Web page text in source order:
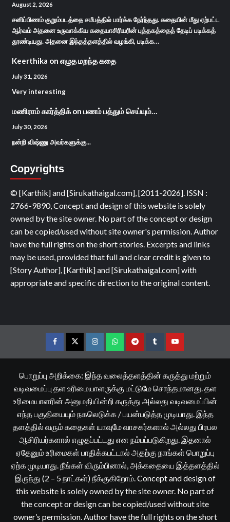
August 2, 2026
சனிப்பிணம் குறும்படத்தை சமீபத்தில் பார்க்க நேர்ந்தது. கதையின் மீது ஏற்பட்ட
ஆர்வம் அதனை உருவாக்கிய கதையாசிரியரின் புத்தகத்தைத் தேடிப் படிக்கத்
தூண்டியது. அதனை இந்தத்தளத்தில் வழங்கி, படிக்க…
Keerthika on எழுத மறந்த கதை
July 31, 2026
Very interesting
மணிராம் கார்த்திக்on பணம் பத்தும் செய்யும்…
July 30, 2026
நன்றி விஷ்ணு அவர்களுக்கு...
Copyrights
© [Karthik] and [Sirukathaigal.com], [2011-2026]. ISSN :
2766-9890, Concept and design of this website is solely
owned by the site owner. No part of the concept or design
can be copied/used without site owner's permission. Author
have the full rights on the short stories. Excerpts and links
may be used, provided that full and clear credit is given to
[Story Author], [Karthik] and [Sirukathaigal.com] with
appropriate and specific direction to the original content.
FacebookTwitterInstagramWhatsappTelegramTumblrYouTube
பொறுப்பு அறிக்கை: இந்த வலைத்தளத்தின் கருத்து மற்றும்
வடிவமைப்பு தள உரிமையாளருக்கு மட்டுமே சொந்தமானது. தள
உரிமையாளரின் அனுமதியின்றி கருத்து அல்லது வடிவமைப்பின்
எந்த பகுதியையும் நகலெடுக்க / பயன்படுத்த முடியாது. இந்த
தளத்தில் வரும் கதைகள் யாவுமே வாசகர்களால் அல்லது பிரபல
ஆசிரியர்களால் எழுதப்பட்டது என நம்பப்படுகிறது. இதனால்
ஏதேனும் உரிமைகள் பாதிக்கபட்டால் அதற்கு நாங்கள் பொறுப்பு
ஏற்க முடியாது. நீங்கள் விரும்பினால், அக்கதையை இத்தளத்தில்
இருந்து (2 – 5 நாட்கள்) நீக்குகிறோம். Concept and design of
this website is solely owned by the site owner. No part of
the concept or design can be copied/used without site
owner’s permission. Author have the full rights on the short